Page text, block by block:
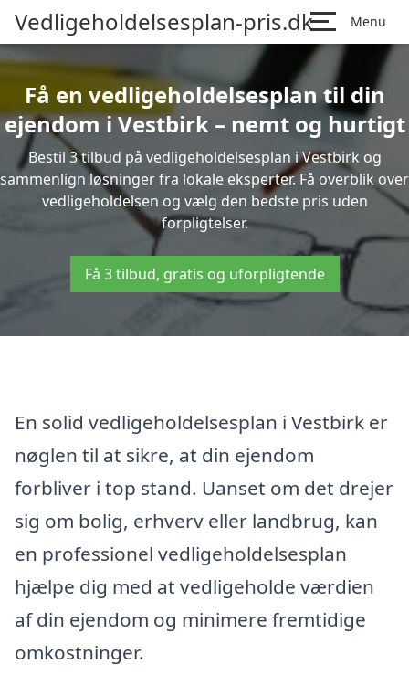
Vedligeholdelsesplan-pris.dk Menu
Få en vedligeholdelsesplan til din
ejendom i Vestbirk – nemt og hurtigt
Bestil 3 tilbud på vedligeholdelsesplan i Vestbirk og
sammenlign løsninger fra lokale eksperter. Få overblik over
vedligeholdelsen og vælg den bedste pris uden
forpligtelser.
Få 3 tilbud, gratis og uforpligtende
En solid vedligeholdelsesplan i Vestbirk er
nøglen til at sikre, at din ejendom
forbliver i top stand. Uanset om det drejer
sig om bolig, erhverv eller landbrug, kan
en professionel vedligeholdelsesplan
hjælpe dig med at vedligeholde værdien
af din ejendom og minimere fremtidige
omkostninger.